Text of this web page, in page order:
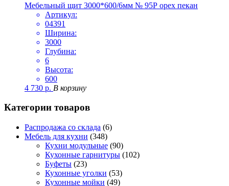
Мебельный щит 3000*600/6мм № 95Р орех пекан
Артикул:
04391
Ширина:
3000
Глубина:
6
Высота:
600
4 730 р. В корзину
Категории товаров
Распродажа со склада (6)
Мебель для кухни (348)
Кухни модульные (90)
Кухонные гарнитуры (102)
Буфеты (23)
Кухонные уголки (53)
Кухонные мойки (49)